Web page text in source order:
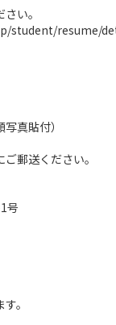
い。
student/resume/
真貼付）
郵送ください。
号
。